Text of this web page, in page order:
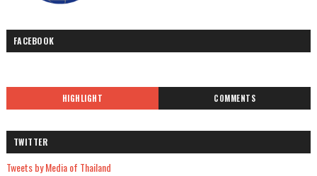
FACEBOOK
HIGHLIGHT COMMENTS
TWITTER
Tweets by Media of Thailand